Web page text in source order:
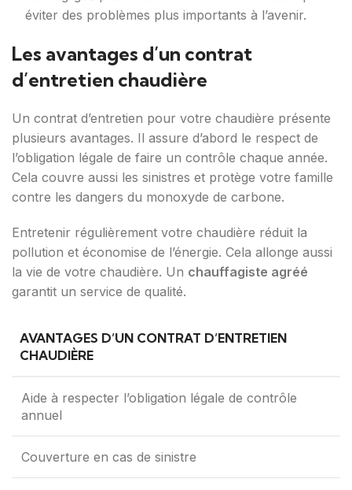
éviter des problèmes plus importants à l’avenir.
Les avantages d’un contrat
d’entretien chaudière
Un contrat d’entretien pour votre chaudière présente
plusieurs avantages. Il assure d’abord le respect de
l’obligation légale de faire un contrôle chaque année.
Cela couvre aussi les sinistres et protège votre famille
contre les dangers du monoxyde de carbone.
Entretenir régulièrement votre chaudière réduit la
pollution et économise de l’énergie. Cela allonge aussi
la vie de votre chaudière. Un chauffagiste agréé
garantit un service de qualité.
AVANTAGES D’UN CONTRAT D’ENTRETIEN
CHAUDIÈRE
Aide à respecter l’obligation légale de contrôle
annuel
Couverture en cas de sinistre